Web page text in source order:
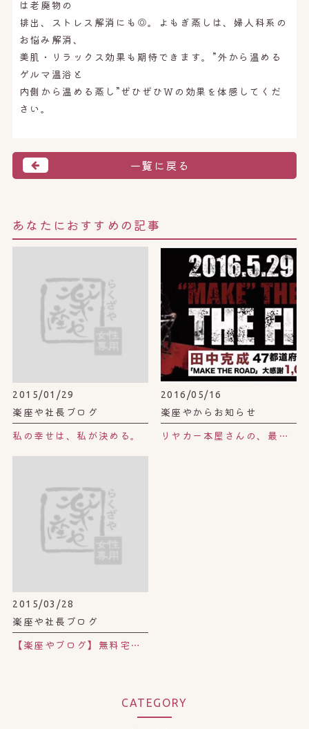
は老廃物の
排出、ストレス解消にも◎。よもぎ蒸しは、婦人科系の
お悩み解消、
美肌・リラックス効果も期待できます。”外から温める
ゲルマ温浴と
内側から温める蒸し”ぜひぜひＷの効果を体感してくだ
さい。
一覧に戻る
あなたにおすすめの記事
2015/01/29
楽座や社長ブログ
私の幸せは、私が決める。
2016/05/16
楽座やからお知らせ
リヤカー本屋さんの、最後の1,000人講演。
2015/03/28
楽座や社長ブログ
【楽座やブログ】無料宅配サービス付き☆ナチュラルスムージー屋さん。
CATEGORY